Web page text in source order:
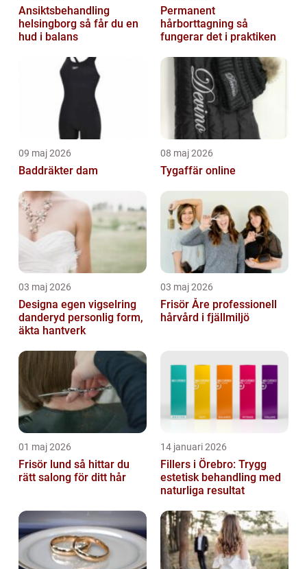
Ansiktsbehandling
helsingborg så får du en
hud i balans
Permanent
hårborttagning så
fungerar det i praktiken
09 maj 2026
Baddräkter dam
08 maj 2026
Tygaffär online
03 maj 2026
Designa egen vigselring
danderyd personlig form,
äkta hantverk
03 maj 2026
Frisör Åre professionell
hårvård i fjällmiljö
01 maj 2026
Frisör lund så hittar du
rätt salong för ditt hår
14 januari 2026
Fillers i Örebro: Trygg
estetisk behandling med
naturliga resultat